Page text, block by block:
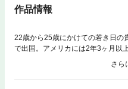
作品情報
22歳から25歳にかけての若き日の
で出国。アメリカには2年3ヶ月以
リカのビザ延長のため、アメリカ
時ヨーロッパ回りで帰って来たた
生活となり、1975年12月13日に帰